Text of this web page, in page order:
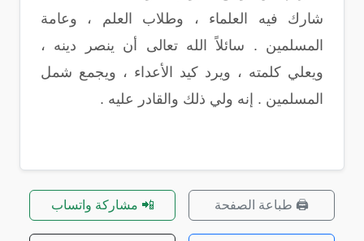
شارك فيه العلماء ، وطلاب العلم ، وعامة
المسلمين . سائلاً الله تعالى أن ينصر دينه ،
ويعلي كلمته ، ويرد كيد الأعداء ، ويجمع شمل
المسلمين . إنه ولي ذلك والقادر عليه .
🖨️ طباعة الصفحة 📲 مشاركة واتساب